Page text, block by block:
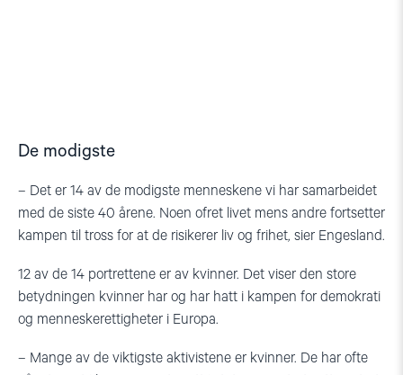
De modigste
– Det er 14 av de modigste menneskene vi har samarbeidet
med de siste 40 årene. Noen ofret livet mens andre fortsetter
kampen til tross for at de risikerer liv og frihet, sier Engesland.
12 av de 14 portrettene er av kvinner. Det viser den store
betydningen kvinner har og har hatt i kampen for demokrati
og menneskerettigheter i Europa.
– Mange av de viktigste aktivistene er kvinner. De har ofte